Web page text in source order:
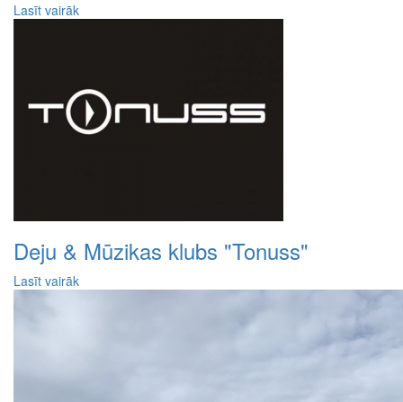
Lasīt vairāk
Deju & Mūzikas klubs "Tonuss"
Lasīt vairāk